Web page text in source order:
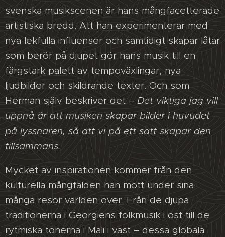
svenska musikscenen är hans mångfacetterade
artistiska bredd. Att han experimenterar med
nya lekfulla influenser och samtidigt skapar låtar
som berör på djupet gör hans musik till en
färgstark palett av tempoväxlingar, nya
ljudbilder och skildrande texter. Och som
Herman själv beskriver det – Det viktiga jag vill
uppnå är att musiken skapar bilder i huvudet
på lyssnaren, så att vi på ett sätt skapar den
tillsammans.
Mycket av inspirationen kommer från den
kulturella mångfalden han mött under sina
många resor världen över. Från de djupa
traditionerna i Georgiens folkmusik i öst till de
rytmiska tonerna i Mali i väst – dessa globala